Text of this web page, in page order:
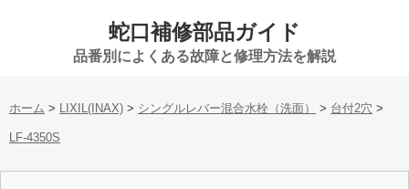
蛇口補修部品ガイド
品番別によくある故障と修理方法を解説
ホーム > LIXIL(INAX) > シングルレバー混合水栓（洗面） > 台付2穴 >
LF-4350S